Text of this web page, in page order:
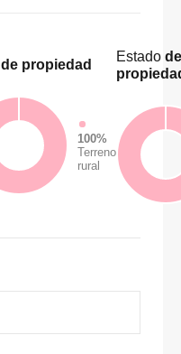
de propiedad
100%
Terreno
rural
Estado